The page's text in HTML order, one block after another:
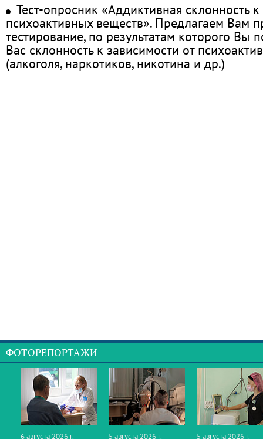
Тест-опросник «Аддиктивная склонность
психоактивных веществ». Предлагаем Вам
тестирование, по результатам которого Вы
Вас склонность к зависимости от
(алкоголя, наркотиков, никотина и др.)
ФОТОРЕПОРТАЖИ
6 августа 2026 г. 5 августа 2026 г. 5 августа 2026 г.